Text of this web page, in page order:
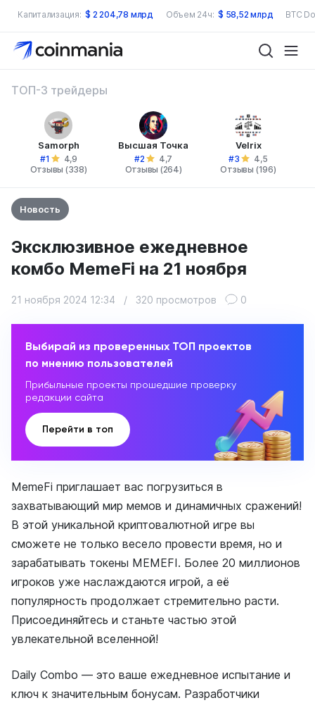
Капитализация: $ 2 204,78 млрд Объем 24ч: $ 58,52 млрд BTC
ТОП-3 трейдеры
Samorph
#1
4,9
Отзывы (338)
Высшая Точка
#2
4,7
Отзывы (264)
Velrix
#3
4,5
Отзывы (196)
Новость
Эксклюзивное ежедневное
комбо MemeFi на 21 ноября
21 ноября 2024 12:34 / 320 просмотров 0
Выбирай из проверенных ТОП проектов
по мнению пользователей
Прибыльные проекты прошедшие проверку
редакции сайта
Перейти в топ
MemeFi приглашает вас погрузиться в
захватывающий мир мемов и динамичных сражений!
В этой уникальной криптовалютной игре вы
сможете не только весело провести время, но и
зарабатывать токены MEMEFI. Более 20 миллионов
игроков уже наслаждаются игрой, а её
популярность продолжает стремительно расти.
Присоединяйтесь и станьте частью этой
увлекательной вселенной!
Daily Combo — это ваше ежедневное испытание и
ключ к значительным бонусам. Разработчики